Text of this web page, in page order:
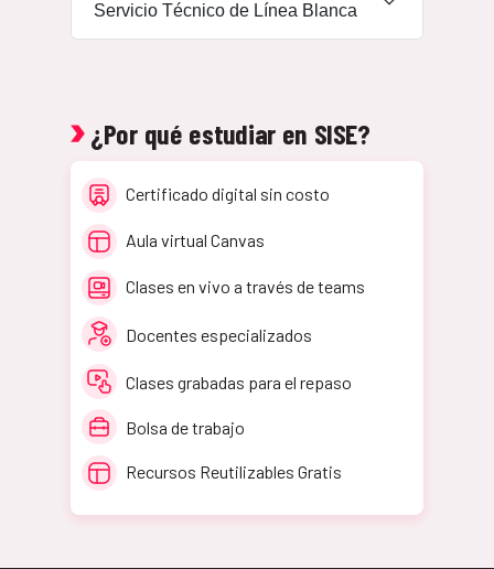
Servicio Técnico de Línea Blanca
Certificado digital sin costo
Aula virtual Canvas
Clases en vivo a través de teams
Docentes especializados
Clases grabadas para el repaso
Bolsa de trabajo
Recursos Reutilizables Gratis
¿Por qué estudiar en SISE?